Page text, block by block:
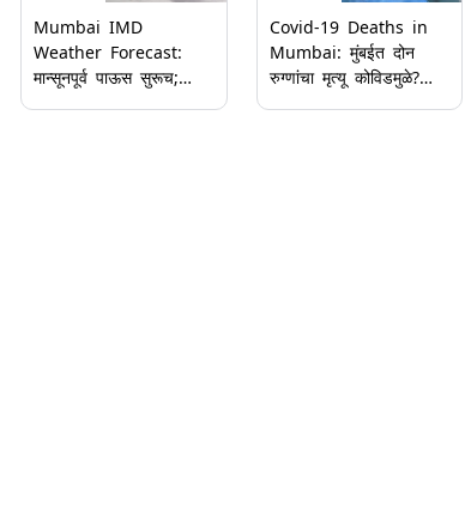
Mumbai IMD
Weather Forecast:
मान्सूनपूर्व पाऊस सुरूच;
Covid-19 Deaths in
Mumbai: मुंबईत दोन
रुग्णांचा मृत्यू कोविडमुळे?